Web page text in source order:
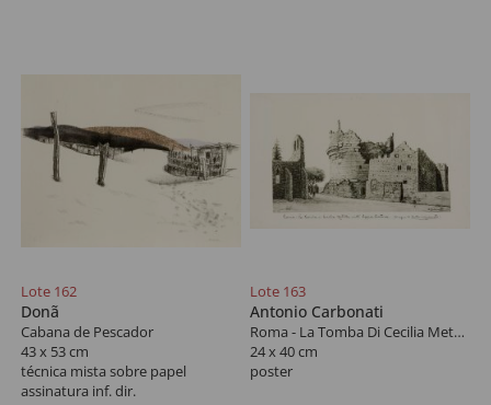
Lote 162
Donã
Cabana de Pescador
43 x 53 cm
técnica mista sobre papel
assinatura inf. dir.
Lote 163
Antonio Carbonati
Roma - La Tomba Di Cecilia Metella Sull‘Appia Antica
24 x 40 cm
poster